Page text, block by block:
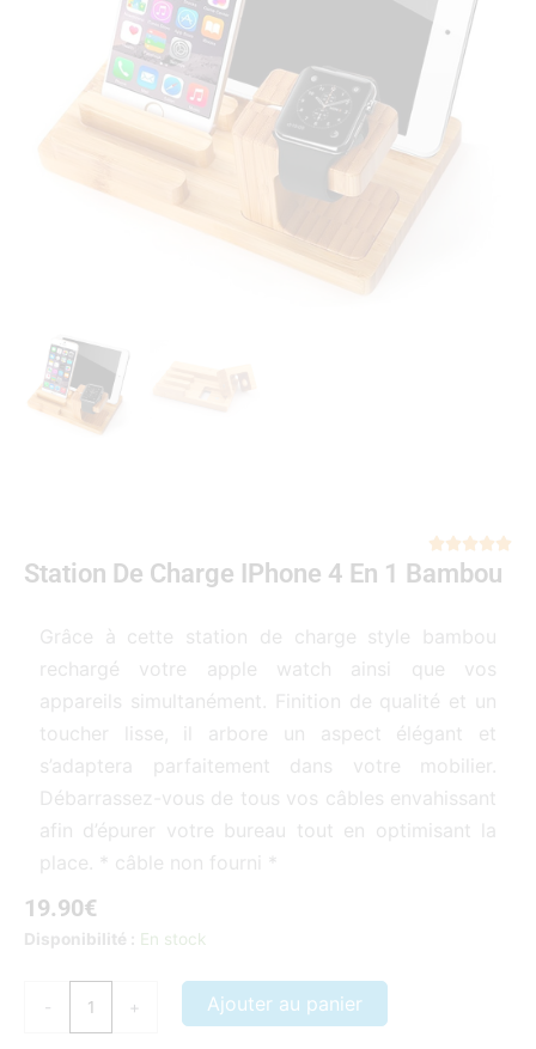

Station De Charge IPhone 4 En 1 Bambou
Grâce à cette station de charge style bambou
rechargé votre apple watch ainsi que vos
appareils simultanément. Finition de qualité et un
toucher lisse, il arbore un aspect élégant et
s’adaptera parfaitement dans votre mobilier.
Débarrassez-vous de tous vos câbles envahissant
afin d’épurer votre bureau tout en optimisant la
place. * câble non fourni *
19.90€
Disponibilité : En stock
-
quantité
+ Ajouter au panier